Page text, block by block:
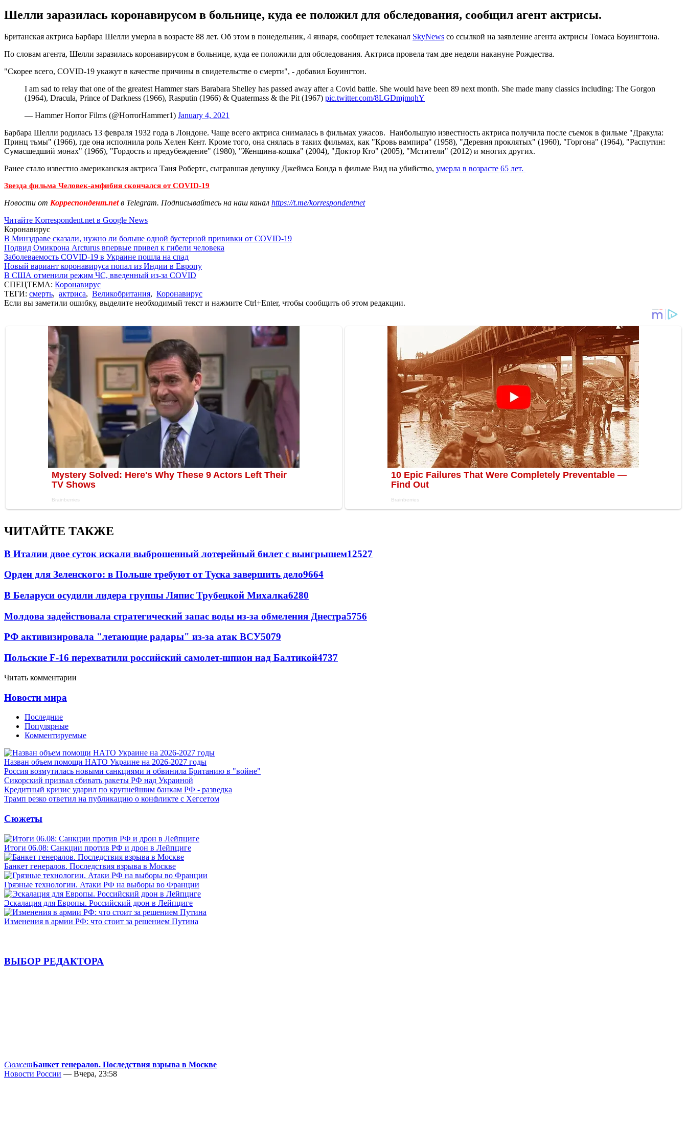
Шелли заразилась коронавирусом в больнице, куда ее положил для обследования, сообщил агент актрисы.
Британская актриса Барбара Шелли умерла в возрасте 88 лет. Об этом в понедельник, 4 января, сообщает телеканал SkyNews со ссылкой на заявление агента актрисы Томаса Боуингтона.
По словам агента, Шелли заразилась коронавирусом в больнице, куда ее положили для обследования. Актриса провела там две недели накануне Рождества.
"Скорее всего, COVID-19 укажут в качестве причины в свидетельстве о смерти", - добавил Боуингтон.
I am sad to relay that one of the greatest Hammer stars Barabara Shelley has passed away after a Covid battle. She would have been 89 next month. She made many classics including: The Gorgon
(1964), Dracula, Prince of Darkness (1966), Rasputin (1966) & Quatermass & the Pit (1967) pic.twitter.com/8LGDmjmqhY
— Hammer Horror Films (@HorrorHammer1) January 4, 2021
Барбара Шелли родилась 13 февраля 1932 года в Лондоне. Чаще всего актриса снималась в фильмах ужасов. Наибольшую известность актриса получила после съемок в фильме "Дракула:
Принц тьмы" (1966), где она исполнила роль Хелен Кент. Кроме того, она снялась в таких фильмах, как "Кровь вампира" (1958), "Деревня проклятых" (1960), "Горгона" (1964), "Распутин:
Сумасшедший монах" (1966), "Гордость и предубеждение" (1980), "Женщина-кошка" (2004), "Доктор Кто" (2005), "Мстители" (2012) и многих других.
Ранее стало известно американская актриса Таня Робертс, сыгравшая девушку Джеймса Бонда в фильме Вид на убийство, умерла в возрасте 65 лет.
Звезда фильма Человек-амфибия скончался от COVID-19
Новости от Корреспондент.netв Telegram. Подписывайтесь на наш канал https://t.me/korrespondentnet
Читайте Korrespondent.net в Google News
Коронавирус
В Минздраве сказали, нужно ли больше одной бустерной прививки от COVID-19
Подвид Омикрона Arcturus впервые привел к гибели человека
Заболеваемость COVID-19 в Украине пошла на спад
Новый вариант коронавируса попал из Индии в Европу
В США отменили режим ЧС, введенный из-за COVID
СПЕЦТЕМА: Коронавирус
ТЕГИ: смерть, актриса, Великобритания, Коронавирус
Если вы заметили ошибку, выделите необходимый текст и нажмите Ctrl+Enter, чтобы сообщить об этом редакции.
ЧИТАЙТЕ ТАКЖЕ
В Италии двое суток искали выброшенный лотерейный билет с выигрышем12527
Орден для Зеленского: в Польше требуют от Туска завершить дело9664
В Беларуси осудили лидера группы Ляпис Трубецкой Михалка6280
Молдова задействовала стратегический запас воды из-за обмеления Днестра5756
РФ активизировала "летающие радары" из-за атак ВСУ5079
Польские F-16 перехватили российский самолет-шпион над Балтикой4737
Читать комментарии
Новости мира
Последние
Популярные
Комментируемые
Назван объем помощи НАТО Украине на 2026-2027 годы
Россия возмутилась новыми санкциями и обвинила Британию в "войне"
Сикорский призвал сбивать ракеты РФ над Украиной
Кредитный кризис ударил по крупнейшим банкам РФ - разведка
Трамп резко ответил на публикацию о конфликте с Хегсетом
Сюжеты
Итоги 06.08: Санкции против РФ и дрон в Лейпциге
Банкет генералов. Последствия взрыва в Москве
Грязные технологии. Атаки РФ на выборы во Франции
Эскалация для Европы. Российский дрон в Лейпциге
Изменения в армии РФ: что стоит за решением Путина
ВЫБОР РЕДАКТОРА
СюжетБанкет генералов. Последствия взрыва в Москве
Новости России — Вчера, 23:58